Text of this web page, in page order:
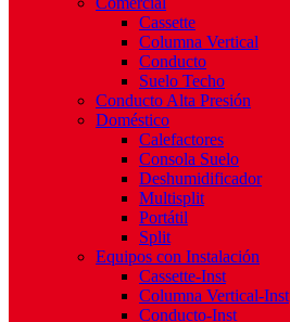
Cassette
Columna Vertical
Conducto
Suelo Techo
Conducto Alta Presión
Doméstico
Calefactores
Consola Suelo
Deshumidificador
Multisplit
Portátil
Split
Equipos con Instalación
Cassette-Inst
Columna Vertical-Inst
Conducto-Inst